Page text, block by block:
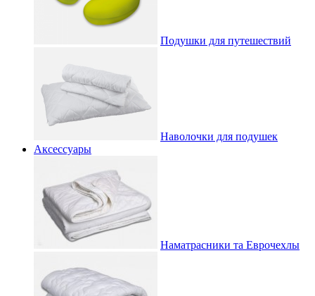
Подушки для путешествий
Наволочки для подушек
Аксессуары
Наматрасники та Еврочехлы